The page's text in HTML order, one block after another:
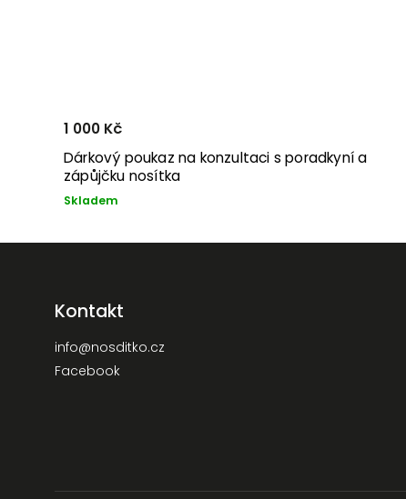
Dárkový poukaz na konzultaci s poradkyní a
zápůjčku nosítka
Skladem
1 000 Kč
Kontakt
info@nosditko.cz
Facebook